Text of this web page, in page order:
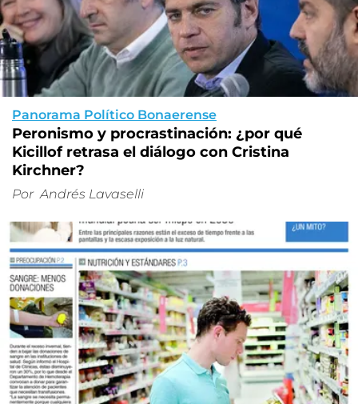
Panorama Político Bonaerense
Peronismo y procrastinación: ¿por qué
Kicillof retrasa el diálogo con Cristina
Kirchner?
Por Andrés Lavaselli